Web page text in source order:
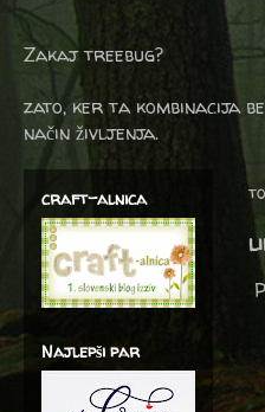
Zakaj treebug?
zato, ker ta kombinacija
način življenja.
craft-alnica
Najlepši par